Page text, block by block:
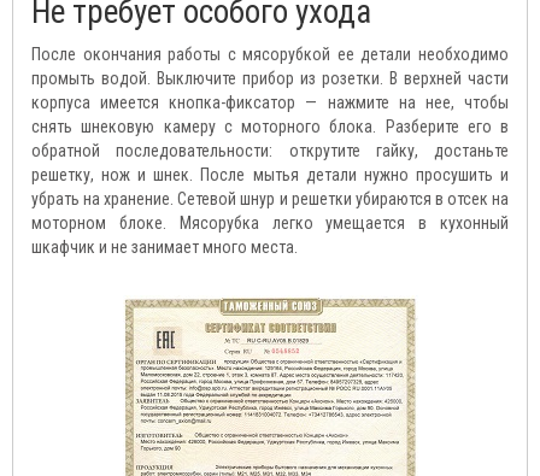
Не требует особого ухода
После окончания работы с мясорубкой ее детали необходимо
промыть водой. Выключите прибор из розетки. В верхней части
корпуса имеется кнопка-фиксатор — нажмите на нее, чтобы
снять шнековую камеру с моторного блока. Разберите его в
обратной последовательности: открутите гайку, достаньте
решетку, нож и шнек. После мытья детали нужно просушить и
убрать на хранение. Сетевой шнур и решетки убираются в отсек на
моторном блоке. Мясорубка легко умещается в кухонный
шкафчик и не занимает много места.